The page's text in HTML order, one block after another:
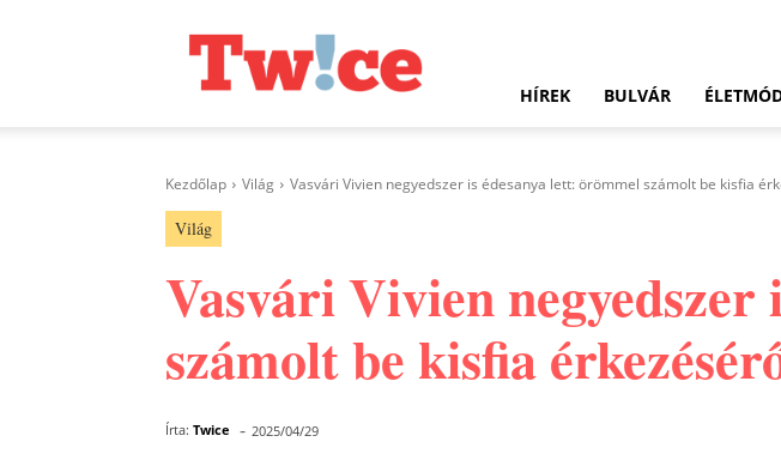
HÍREK BULVÁR
Kezdőlap Világ Vasvári Vivien negyedszer is édesanya lett: örömmel számolt be kisfia
Világ
Vasvári Vivien
számolt be kisfia
Írta: Twice - 2025/04/29